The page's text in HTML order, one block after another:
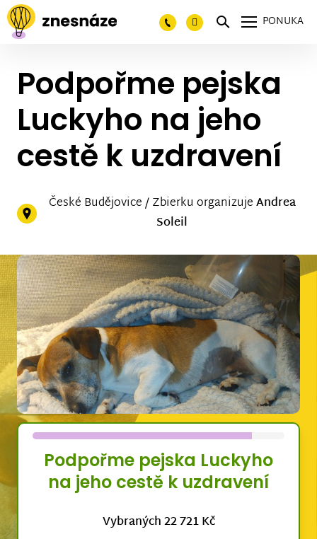
PONUKA
Podpořme pejska
Luckyho na jeho
cestě k uzdravení
České Budějovice / Zbierku organizujeAndrea
Soleil
Podpořme pejska Luckyho
na jeho cestě k uzdravení
Vybraných 22 721 Kč